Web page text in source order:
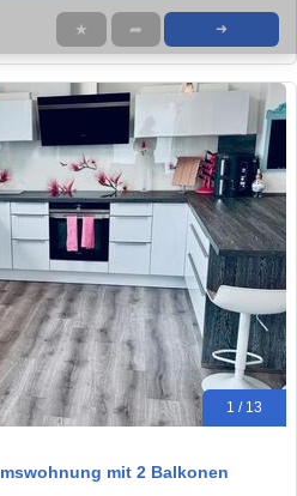
★ ➦ ➜
1 / 13
mit 2 Balkonen